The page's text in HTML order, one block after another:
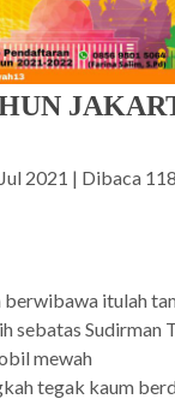
2021 | Dibaca
berwibawa itulah
sebatas Sudirman
mewah
tegak kaum